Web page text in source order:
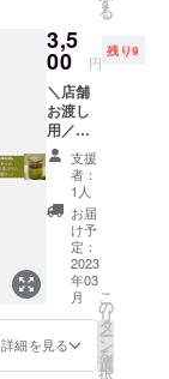
援、よ
ろしく
お願い
いたし
ます！
《内
容》 ◯
お礼の
手紙 ◯
ガラス
フィル
ムorガ
ラス
コー
ティン
意事項
・施工
ご支援
もして
頂けま
す。 応
援、よ
ろしく
お願い
いたし
ます！
《内
容》 ◯
お礼の
手紙 ◯
国産米
（300g
の五穀
米） リ
す。 応
援、よ
ろしく
お願い
いたし
ます！
《内
容》 ◯
お礼の
手紙
◯『シ
フォン
ケーキ
（プ
レー
ン）』
１ホー
る
3,5
00 円
残り9
＼店舗
お渡し
用／
「抹茶
なめら
かぷり
ん 6個
セッ
ト」 普
段は販
売して
いな
い、抹
茶フェ
アだけ
支援
者：
1人
お届
け予
定：
2023
年03
月
詳細を見る
こ
の
リ
タ
ー
ン
を
選
択